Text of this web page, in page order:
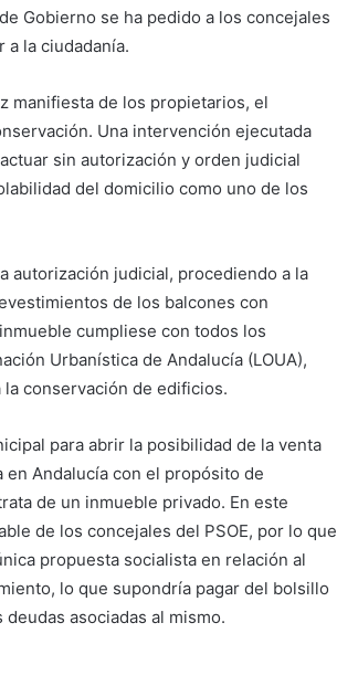
Gobierno se ha pedido a los concejales
la ciudadanía.
manifiesta de los propietarios, el
Una intervención ejecutada
sin autorización y orden judicial
del domicilio como uno de los
autorización judicial, procediendo a la
de los balcones con
cumpliese con todos los
Urbanística de Andalucía (LOUA),
conservación de edificios.
para abrir la posibilidad de la venta
Andalucía con el propósito de
de un inmueble privado. En este
de los concejales del PSOE, por lo que
propuesta socialista en relación al
lo que supondría pagar del bolsillo
asociadas al mismo.